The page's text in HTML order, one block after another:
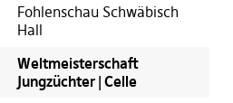
Fohlenschau Schwäbisch
Hall
Weltmeisterschaft
Jungzüchter | Celle